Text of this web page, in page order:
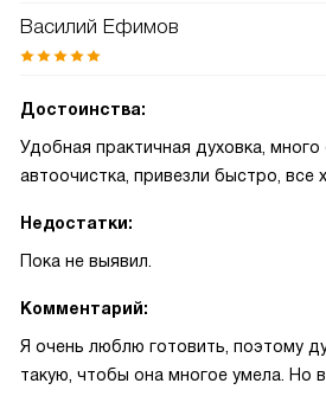
Василий Ефимов
Достоинства:
Удобная практичная духовка, много
автоочистка, привезли быстро, все
Недостатки:
Пока не выявил.
Комментарий:
Я очень люблю готовить, поэтому
такую, чтобы она многое умела. Но